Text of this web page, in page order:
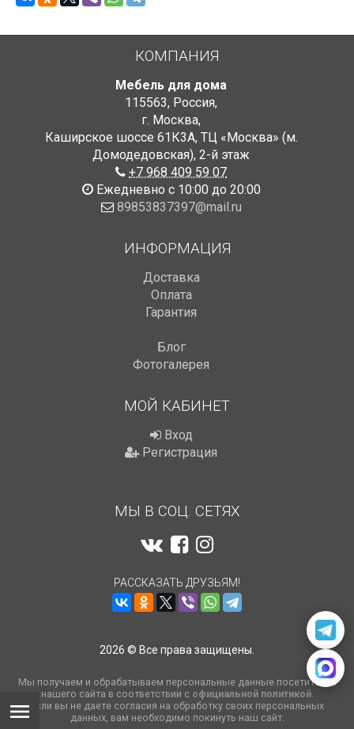
КОМПАНИЯ
Мебель для дома
115563, Россия,
г. Москва,
Каширское шоссе 61К3А, ТЦ «Москва» (м.
Домодедовская), 2-й этаж
+7 968 409 59 07
Ежедневно с 10:00 до 20:00
89853837397@mail.ru
ИНФОРМАЦИЯ
Доставка
Оплата
Гарантия
Блог
Фотогалерея
МОЙ КАБИНЕТ
Вход
Регистрация
МЫ В СОЦ. СЕТЯХ
РАССКАЗАТЬ ДРУЗЬЯМ!
2026 © Все права защищены.
Мы получаем и обрабатываем персональные данные посетителей
нашего сайта в соответствии с официальной политикой.
Если вы не даете согласия на обработку своих персональных
данных, вам необходимо покинуть наш сайт.